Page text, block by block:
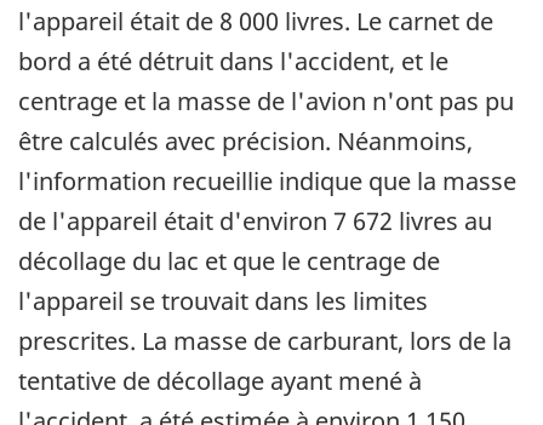
l'appareil était de 8 000 livres. Le carnet de
bord a été détruit dans l'accident, et le
centrage et la masse de l'avion n'ont pas pu
être calculés avec précision. Néanmoins,
l'information recueillie indique que la masse
de l'appareil était d'environ 7 672 livres au
décollage du lac et que le centrage de
l'appareil se trouvait dans les limites
prescrites. La masse de carburant, lors de la
tentative de décollage ayant mené à